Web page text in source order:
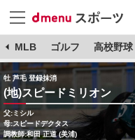
MLB ゴルフ 高校野球
牡 芦毛 登録抹消
(地)スピードミリオン
父:ミシル
母:スピードデクタス
調教師:和田 正道 (美浦)